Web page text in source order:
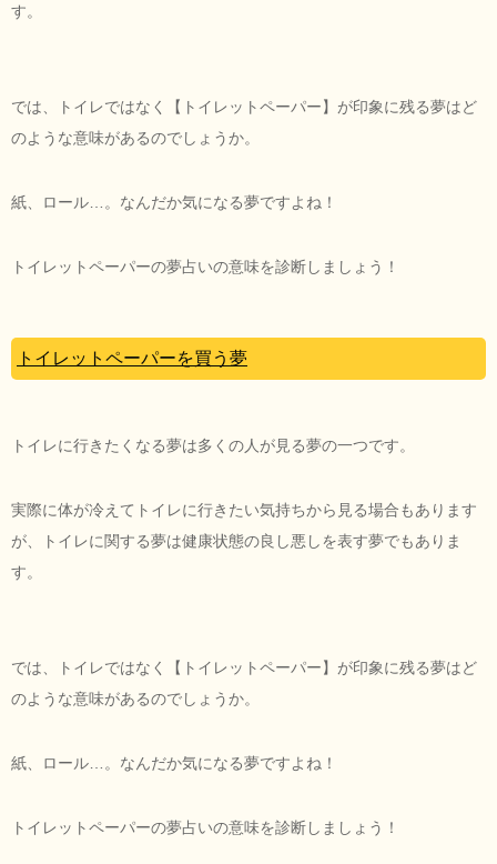
す。
では、トイレではなく【トイレットペーパー】が印象に残る夢はど
のような意味があるのでしょうか。
紙、ロール…。なんだか気になる夢ですよね！
トイレットペーパーの夢占いの意味を診断しましょう！
トイレットペーパーを買う夢
トイレに行きたくなる夢は多くの人が見る夢の一つです。
実際に体が冷えてトイレに行きたい気持ちから見る場合もあります
が、トイレに関する夢は健康状態の良し悪しを表す夢でもありま
す。
では、トイレではなく【トイレットペーパー】が印象に残る夢はど
のような意味があるのでしょうか。
紙、ロール…。なんだか気になる夢ですよね！
トイレットペーパーの夢占いの意味を診断しましょう！